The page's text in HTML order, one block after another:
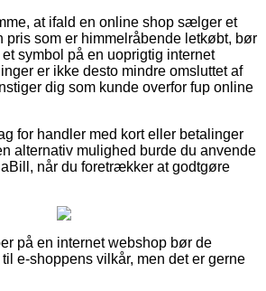
at ifald en online shop sælger et
pris som er himmelråbende letkøbt, bør
symbol på en uoprigtig internet
er ikke desto mindre omsluttet af
dig som kunde overfor fup online
for handler med kort eller betalinger
alternativ mulighed burde du anvende
når du foretrækker at godtgøre
på en internet webshop bør de
e-shoppens vilkår, men det er gerne